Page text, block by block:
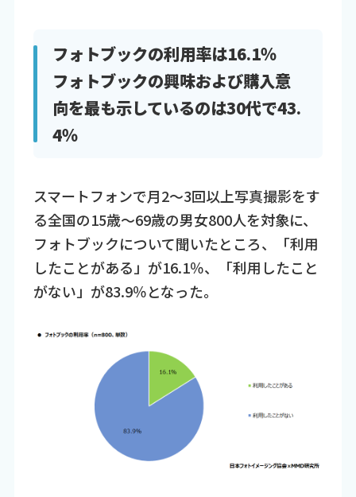
フォトブックの利用率は16.1％
フォトブックの興味および購入意
向を最も示しているのは30代で43.
4％
スマートフォンで月2～3回以上写真撮影をす
る全国の15歳～69歳の男女800人を対象に、
フォトブックについて聞いたところ、「利用
したことがある」が16.1％、「利用したこと
がない」が83.9％となった。